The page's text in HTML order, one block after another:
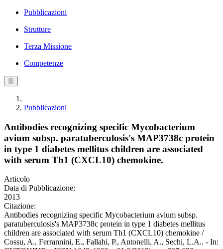
Pubblicazioni
Strutture
Terza Missione
Competenze
☰
Pubblicazioni
Antibodies recognizing specific Mycobacterium
avium subsp. paratuberculosis's MAP3738c protein
in type 1 diabetes mellitus children are associated
with serum Th1 (CXCL10) chemokine.
Articolo
Data di Pubblicazione:
2013
Citazione:
Antibodies recognizing specific Mycobacterium avium subsp.
paratuberculosis's MAP3738c protein in type 1 diabetes mellitus
children are associated with serum Th1 (CXCL10) chemokine /
Cossu, A., Ferrannini, E., Fallahi, P., Antonelli, A., Sechi, L.A.. - In: